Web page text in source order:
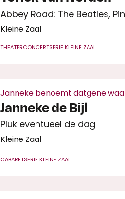
Abbey Road: The Beatles,
Kleine Zaal
THEATERCONCERTSERIE KLEINE ZAAL
Janneke de Bijl
Pluk eventueel de dag
Janneke benoemt datgene
Kleine Zaal
CABARETSERIE KLEINE ZAAL